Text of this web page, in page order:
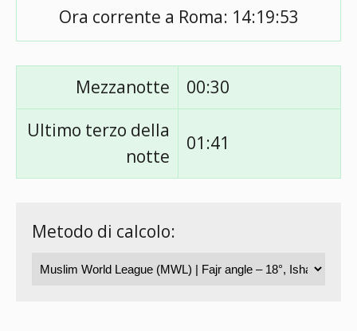
Ora corrente a Roma: 14:19:53
Mezzanotte
00:30
Ultimo terzo della
notte
01:41
Metodo di calcolo: